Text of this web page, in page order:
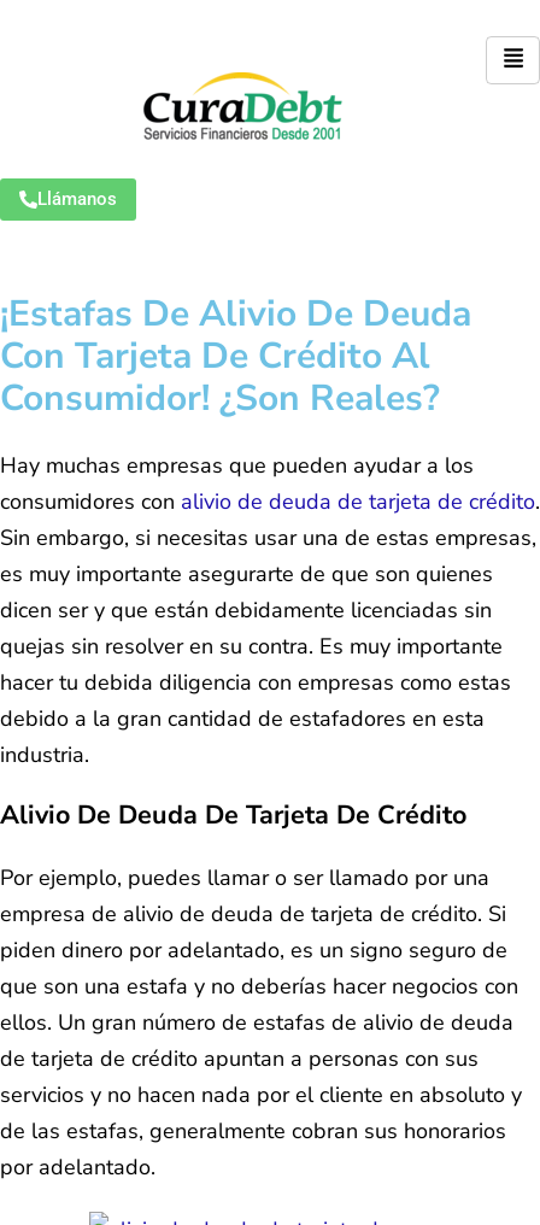
Llámanos
¡Estafas De Alivio De Deuda
Con Tarjeta De Crédito Al
Consumidor! ¿Son Reales?
Hay muchas empresas que pueden ayudar a los
consumidores con alivio de deuda de tarjeta de crédito.
Sin embargo, si necesitas usar una de estas empresas,
es muy importante asegurarte de que son quienes
dicen ser y que están debidamente licenciadas sin
quejas sin resolver en su contra. Es muy importante
hacer tu debida diligencia con empresas como estas
debido a la gran cantidad de estafadores en esta
industria.
Alivio De Deuda De Tarjeta De Crédito
Por ejemplo, puedes llamar o ser llamado por una
empresa de alivio de deuda de tarjeta de crédito. Si
piden dinero por adelantado, es un signo seguro de
que son una estafa y no deberías hacer negocios con
ellos. Un gran número de estafas de alivio de deuda
de tarjeta de crédito apuntan a personas con sus
servicios y no hacen nada por el cliente en absoluto y
de las estafas, generalmente cobran sus honorarios
por adelantado.